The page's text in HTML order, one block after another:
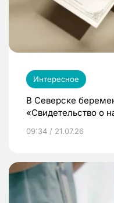
Интересное
В Северске
«Свидетельство о
09:34 / 21.07.26